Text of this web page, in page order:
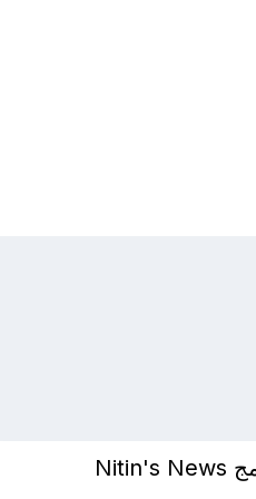
Download - تحميل برنامج Nitin's News